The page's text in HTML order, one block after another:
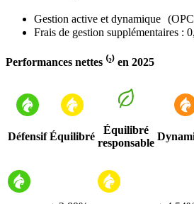
Gestion active et dynamique
Frais de gestion supplémentaires :
Performances nettes ⁽²⁾ en 2025
Défensif Équilibré
Équilibré
responsable